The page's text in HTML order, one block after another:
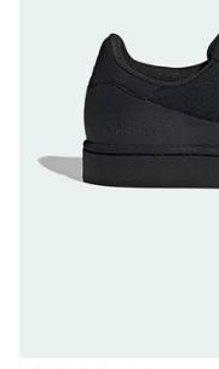
防水鞋推薦
GORE-TEX：
全天候越野跑鞋
防水鞋推薦
感軟彈、搭載